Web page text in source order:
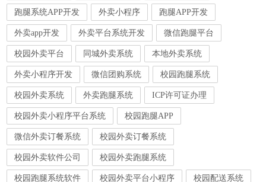
跑腿系统APP开发 外卖小程序 跑腿APP开发
外卖app开发 外卖平台系统开发 微信跑腿平台
校园外卖平台 同城外卖系统 本地外卖系统
外卖小程序开发 微信团购系统 校园跑腿系统
校园外卖系统 外卖跑腿系统 ICP许可证办理
校园外卖小程序平台系统 校园跑腿APP
微信外卖订餐系统 校园外卖订餐系统
校园外卖软件公司 校园外卖跑腿系统
校园跑腿系统软件 校园外卖平台小程序 校园配送系统